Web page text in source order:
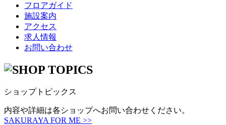
フロアガイド
施設案内
アクセス
求人情報
お問い合わせ
ショップトピックス
内容や詳細は各ショップへお問い合わせください。
SAKURAYA FOR ME >>